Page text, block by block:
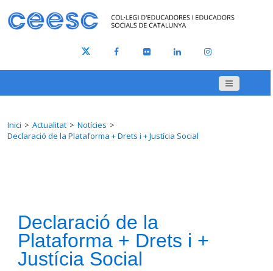
Inici Actualitat
Notícies
Declaració de la Plataforma + Drets i + Justícia Social
Declaració de la
Plataforma + Drets i +
Justícia Social